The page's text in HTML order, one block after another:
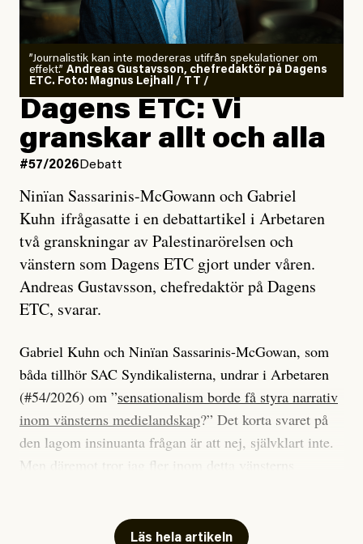
”Journalistik kan inte modereras utifrån spekulationer om
effekt.” Andreas Gustavsson, chefredaktör på Dagens
ETC. Foto: Magnus Lejhall / TT /
Dagens ETC: Vi
granskar allt och alla
#57/2026 Debatt
Ninïan Sassarinis-McGowann och Gabriel
Kuhn ifrågasatte i en debattartikel i Arbetaren
två granskningar av Palestinarörelsen och
vänstern som Dagens ETC gjort under våren.
Andreas Gustavsson, chefredaktör på Dagens
ETC, svarar.
Gabriel Kuhn och Ninïan Sassarinis-McGowan, som
båda tillhör SAC Syndikalisterna, undrar i Arbetaren
(#54/2026) om ”sensationalism borde få styra narrativ
inom vänsterns medielandskap?” Det korta svaret på
den lagom insinuanta frågan är att nej, självklart inte.
Men däremot tror jag fler inom detta vänsterns
journalistik som vänder sig till många snarare än att
Läs hela artikeln